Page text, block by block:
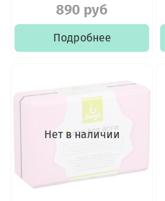
890 руб
Подробнее
Нет в наличии